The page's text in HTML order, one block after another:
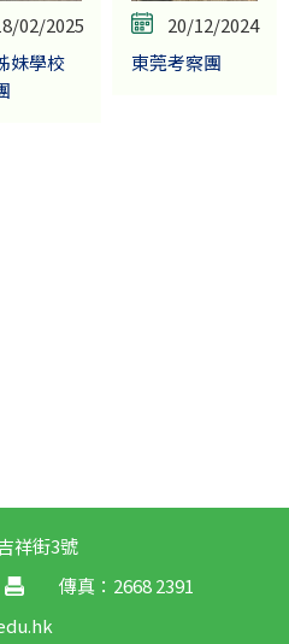
02/2025
妹學校
20/12/2024
東莞考察團
祥街3號
傳真：2668 2391